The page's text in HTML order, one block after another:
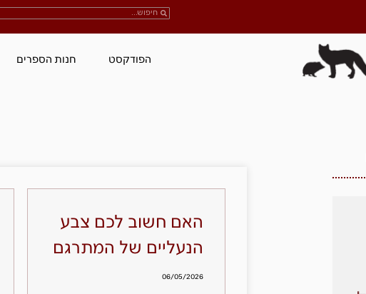
הפודקסט חנות הספרים
האם חשוב לכם צבע
הנעליים של המתרגם
06/05/2026